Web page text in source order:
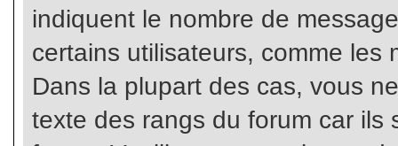
indiquent le nombre de
certains utilisateurs, comme les
Dans la plupart des cas, vous
texte des rangs du forum car ils